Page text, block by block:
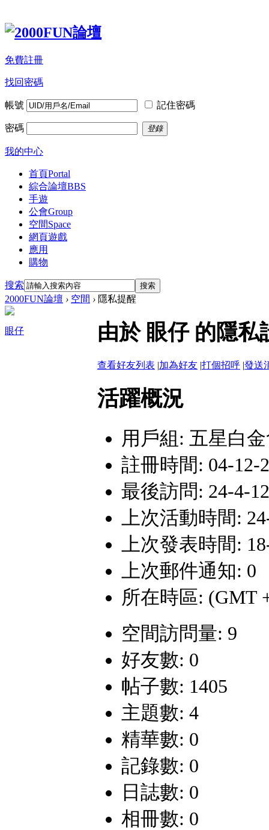
免費註冊
找回密碼
帳號 記住密碼
密碼 登錄
我的中心
首頁Portal
綜合論壇BBS
手遊
公會Group
空間Space
網頁遊戲
應用
購物
搜索 搜索
2000FUN論壇 › 空間 › 隱私提醒
眼仔 由於 眼仔 的隱
查看好友列表 |加為好友 |打個招呼 |發送
活躍概況
用戶組: 五星白
註冊時間: 04-12-
最後訪問: 24-4-
上次活動時間:
上次發表時間:
上次郵件通知: 0
所在時區: (GMT
空間訪問量: 9
好友數: 0
帖子數: 1405
主題數: 4
精華數: 0
記錄數: 0
日誌數: 0
相冊數: 0